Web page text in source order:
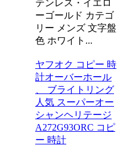
テンレス・イエロ
ーゴールド カテゴ
リー メンズ 文字盤
色 ホワイト...
ヤフオク コピー 時
計オーバーホール
、 ブライトリング
人気 スーパーオー
シャンヘリテージ
A272G93ORC コピ
ー 時計